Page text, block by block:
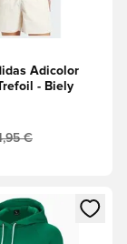
Adicolor
- Biely
€
ako člen
na prihlásenie